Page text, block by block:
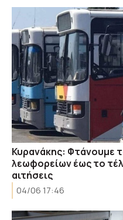
Κυρανάκης: Φτάνουμε
λεωφορείων έως το
αιτήσεις
04/06 17:46